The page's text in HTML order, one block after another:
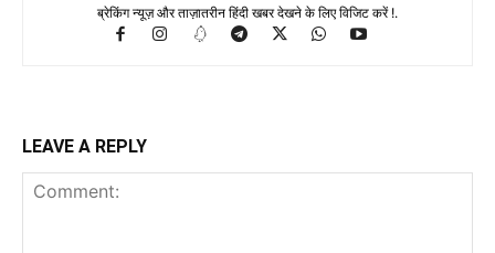
ब्रेकिंग न्यूज़ और ताज़ातरीन हिंदी खबर देखने के लिए विजिट करें !.
LEAVE A REPLY